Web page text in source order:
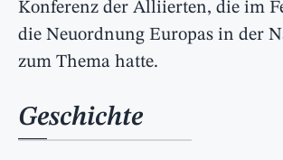
Konferenz der Alliierten, die im
die Neuordnung Europas in der
zum Thema hatte.
Geschichte